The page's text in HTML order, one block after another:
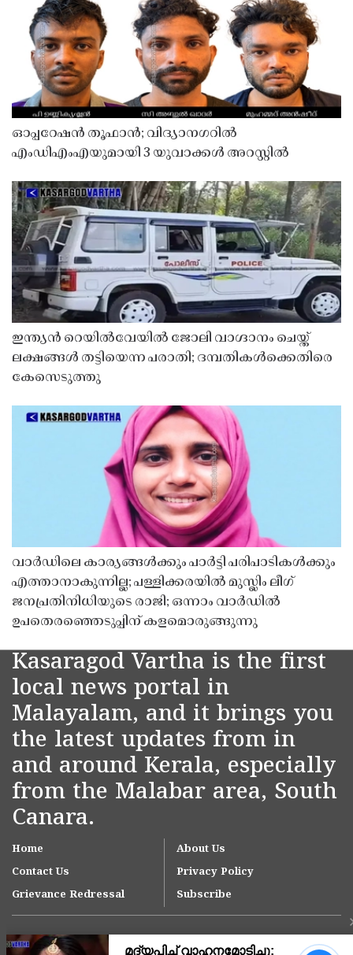
ഓപ്പറേഷൻ തൂഫാൻ; വിദ്യാനഗറിൽ
എംഡിഎംഎയുമായി 3 യുവാക്കൾ അറസ്റ്റിൽ
ഇന്ത്യൻ റെയിൽവേയിൽ ജോലി വാഗ്ദാനം ചെയ്ത്
ലക്ഷങ്ങൾ തട്ടിയെന്ന പരാതി; ദമ്പതികൾക്കെതിരെ
കേസെടുത്തു
വാർഡിലെ കാര്യങ്ങൾക്കും പാർട്ടി പരിപാടികൾക്കും
എത്താനാകുന്നില്ല; പള്ളിക്കരയിൽ മുസ്ലിം ലീഗ്
ജനപ്രതിനിധിയുടെ രാജി; ഒന്നാം വാർഡിൽ
ഉപതെരഞ്ഞെടുപ്പിന് കളമൊരുങ്ങുന്നു
Kasaragod Vartha is the first
local news portal in
Malayalam, and it brings you
the latest updates from in
and around Kerala, especially
from the Malabar area, South
Canara.
Home
About Us
Contact Us
Privacy Policy
Grievance Redressal
Subscribe